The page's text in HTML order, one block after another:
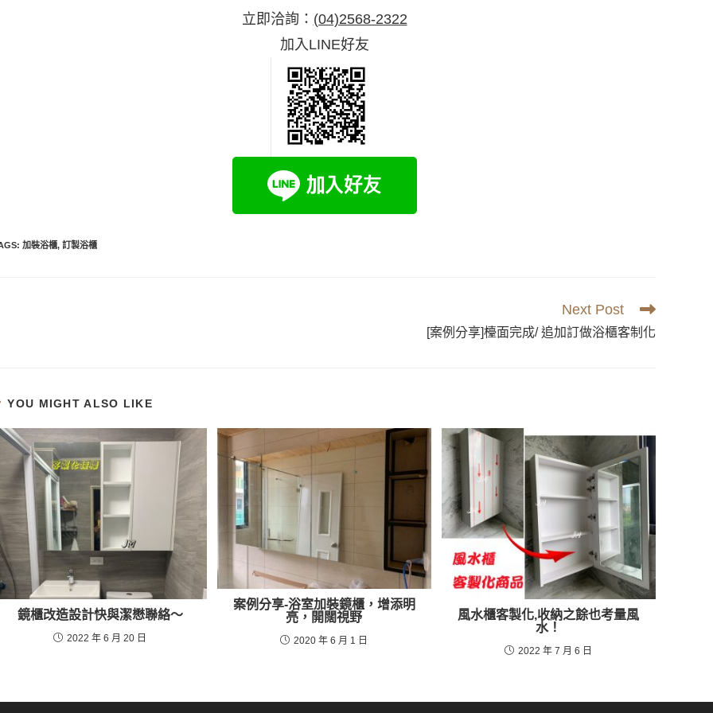
立即洽詢： (04)2568-2322
加入LINE好友
: 加裝浴櫃, 訂製浴櫃
Next Post
[案例分享]檯面完成/ 追加訂做浴櫃客制化
YOU MIGHT ALSO LIKE
鏡櫃改造設計快與潔懋聯絡～
2022 年 6 月 20 日
案例分享-浴室加裝鏡櫃，增添明
亮，開闊視野
2020 年 6 月 1 日
風水櫃客製化,收納之餘也考量風
水！
2022 年 7 月 6 日